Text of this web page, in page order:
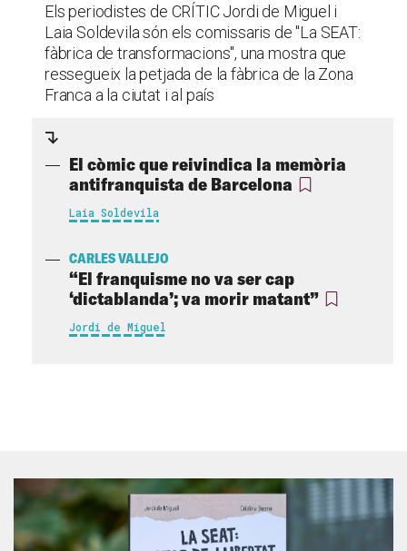
Els periodistes de CRÍTIC Jordi de Miguel i
Laia Soldevila són els comissaris de "La SEAT:
fàbrica de transformacions", una mostra que
ressegueix la petjada de la fàbrica de la Zona
Franca a la ciutat i al país
El còmic que reivindica la memòria
antifranquista de Barcelona
Laia Soldevila
CARLES VALLEJO
“El franquisme no va ser cap
‘dictablanda’; va morir matant”
Jordi de Miguel